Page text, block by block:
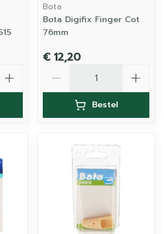
Bota
Bota Digifix Finger Cot
76mm
€ 12,20
Bestel